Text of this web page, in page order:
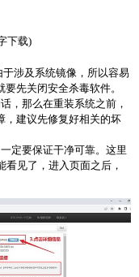
下载)
于涉及系统镜像，所以容易
先关闭安全杀毒软件。
，那么在重装系统之前，
，建议先修复好相关的坏
定要保证干净可靠。这里
见了，进入页面之后，